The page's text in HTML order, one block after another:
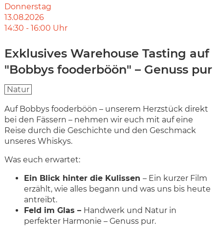
Donnerstag
13.08.2026
14:30 - 16:00 Uhr
Exklusives Warehouse Tasting auf
"Bobbys fooderböön" – Genuss pur
Natur
Auf Bobbys fooderböön – unserem Herzstück direkt
bei den Fässern – nehmen wir euch mit auf eine
Reise durch die Geschichte und den Geschmack
unseres Whiskys.
Was euch erwartet:
Ein Blick hinter die Kulissen – Ein kurzer Film
erzählt, wie alles begann und was uns bis heute
antreibt.
Feld im Glas – Handwerk und Natur in
perfekter Harmonie – Genuss pur.